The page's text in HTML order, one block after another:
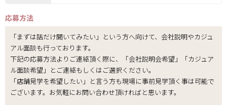
応募方法
「まずは話だけ聞いてみたい」という方へ向けて、会社説明やカジュ
アル面談も行っております。
下記の応募方法よりご連絡頂く際に、「会社説明会希望」「カジュア
ル面談希望」とご連絡もしくはご選択ください。
「店舗見学を希望したい」と言う方も現場に事前見学頂く事は可能で
ございます。お気軽にお問い合わせ頂ければと思います。